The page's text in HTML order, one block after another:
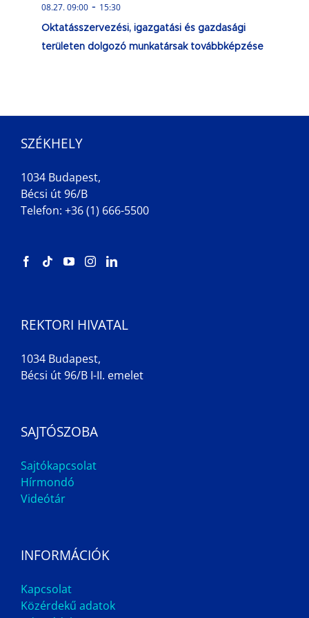
08.27. 09:00 - 15:30
Oktatásszervezési, igazgatási és gazdasági
területen dolgozó munkatársak továbbképzése
SZÉKHELY
1034 Budapest,
Bécsi út 96/B
Telefon: +36 (1) 666-5500
REKTORI HIVATAL
1034 Budapest,
Bécsi út 96/B I-II. emelet
SAJTÓSZOBA
Sajtókapcsolat
Hírmondó
Videótár
INFORMÁCIÓK
Kapcsolat
Közérdekű adatok